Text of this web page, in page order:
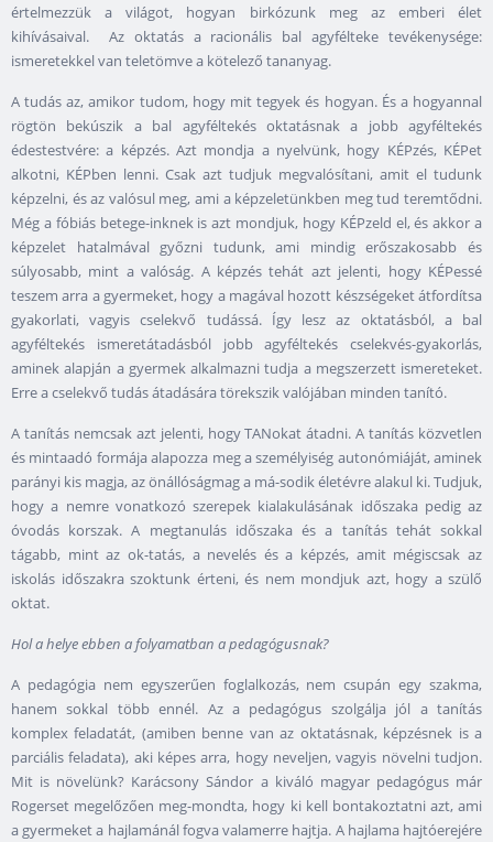
értelmezzük a világot, hogyan birkózunk meg az emberi élet
kihívásaival. Az oktatás a racionális bal agyfélteke tevékenysége:
ismeretekkel van teletömve a kötelező tananyag.
A tudás az, amikor tudom, hogy mit tegyek és hogyan. És a hogyannal
rögtön bekúszik a bal agyféltekés oktatásnak a jobb agyféltekés
édestestvére: a képzés. Azt mondja a nyelvünk, hogy KÉPzés, KÉPet
alkotni, KÉPben lenni. Csak azt tudjuk megvalósítani, amit el tudunk
képzelni, és az valósul meg, ami a képzeletünkben meg tud teremtődni.
Még a fóbiás betege-inknek is azt mondjuk, hogy KÉPzeld el, és akkor a
képzelet hatalmával győzni tudunk, ami mindig erőszakosabb és
súlyosabb, mint a valóság. A képzés tehát azt jelenti, hogy KÉPessé
teszem arra a gyermeket, hogy a magával hozott készségeket átfordítsa
gyakorlati, vagyis cselekvő tudássá. Így lesz az oktatásból, a bal
agyféltekés ismeretátadásból jobb agyféltekés cselekvés-gyakorlás,
aminek alapján a gyermek alkalmazni tudja a megszerzett ismereteket.
Erre a cselekvő tudás átadására törekszik valójában minden tanító.
A tanítás nemcsak azt jelenti, hogy TANokat átadni. A tanítás közvetlen
és mintaadó formája alapozza meg a személyiség autonómiáját, aminek
parányi kis magja, az önállóságmag a má-sodik életévre alakul ki. Tudjuk,
hogy a nemre vonatkozó szerepek kialakulásának időszaka pedig az
óvodás korszak. A megtanulás időszaka és a tanítás tehát sokkal
tágabb, mint az ok-tatás, a nevelés és a képzés, amit mégiscsak az
iskolás időszakra szoktunk érteni, és nem mondjuk azt, hogy a szülő
oktat.
Hol a helye ebben a folyamatban a pedagógusnak?
A pedagógia nem egyszerűen foglalkozás, nem csupán egy szakma,
hanem sokkal több ennél. Az a pedagógus szolgálja jól a tanítás
komplex feladatát, (amiben benne van az oktatásnak, képzésnek is a
parciális feladata), aki képes arra, hogy neveljen, vagyis növelni tudjon.
Mit is növelünk? Karácsony Sándor a kiváló magyar pedagógus már
Rogerset megelőzően meg-mondta, hogy ki kell bontakoztatni azt, ami
a gyermeket a hajlamánál fogva valamerre hajtja. A hajlama hajtóerejére